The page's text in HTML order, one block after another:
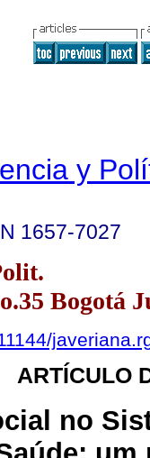
y
1657-7027
Bogotá
ARTÍCULO
no